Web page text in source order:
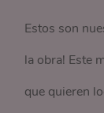
Estos son
la obra! Este
que quieren